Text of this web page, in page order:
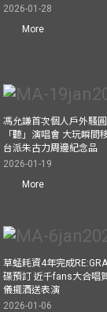
2026-01-28
More
馮允謙首次個人戶外騷
「聽」演唱會 大玩瞬
台派朱古力周邊紀念品
2026-01-19
More
草蜢耗資4年完成
碟預訂 近千fans大合唱
儀擺酒送表演
2026-01-06